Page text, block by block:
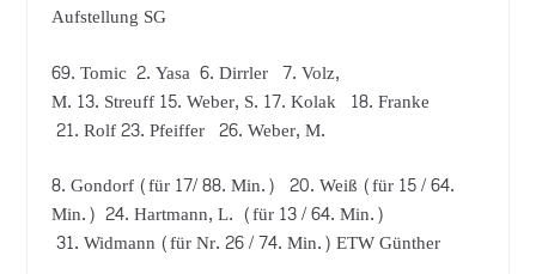
Aufstellung SG
69. Tomic 2. Yasa 6. Dirrler 7. Volz,
M. 13. Streuff 15. Weber, S. 17. Kolak 18. Franke
21. Rolf 23. Pfeiffer 26. Weber, M.
8. Gondorf (für 17/ 88. Min.) 20. Weiß (für 15 / 64.
Min.) 24. Hartmann, L. (für 13 / 64. Min.)
31. Widmann (für Nr. 26 / 74. Min.) ETW Günther